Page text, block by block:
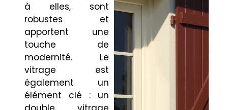
à elles, sont
robustes et
apportent une
touche de
modernité. Le
vitrage est
également un
élément clé : un